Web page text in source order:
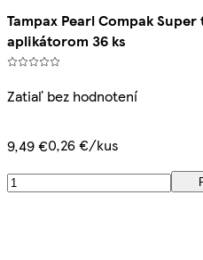
Tampax Pearl Compak
aplikátorom 36 ks
Zatiaľ bez hodnotení
9,49 €0,26 €/kus